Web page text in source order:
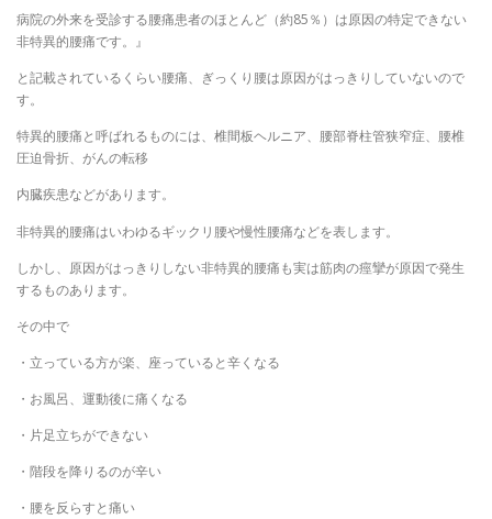
病院の外来を受診する腰痛患者のほとんど（約85％）は原因の特定できない
非特異的腰痛です。』
と記載されているくらい腰痛、ぎっくり腰は原因がはっきりしていないので
す。
特異的腰痛と呼ばれるものには、椎間板ヘルニア、腰部脊柱管狭窄症、腰椎
圧迫骨折、がんの転移
内臓疾患などがあります。
非特異的腰痛はいわゆるギックリ腰や慢性腰痛などを表します。
しかし、原因がはっきりしない非特異的腰痛も実は筋肉の痙攣が原因で発生
するものあります。
その中で
・立っている方が楽、座っていると辛くなる
・お風呂、運動後に痛くなる
・片足立ちができない
・階段を降りるのが辛い
・腰を反らすと痛い